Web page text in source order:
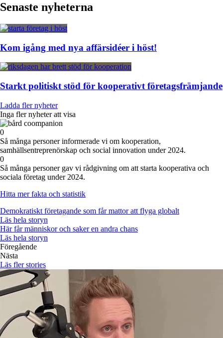
Senaste nyheterna
Kom igång med nya affärsidéer i höst!
Starkt politiskt stöd för kooperativt företagsfrämjande
Ladda fler nyheter
Inga fler nyheter att visa
0
Så många personer informerade vi om kooperation,
samhällsentreprenörskap och social innovation under 2024.
0
Så många personer gav vi rådgivning om att starta kooperativa och
sociala företag under 2024.
Hitta mer fakta och statistik
Demokratiskt företagande som får mattor att flyga globalt
Läs hela storyn
Här får människor och saker en andra chans
Läs hela storyn
Föregående
Nästa
Läs fler stories